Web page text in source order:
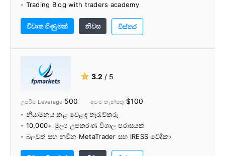
- Trading Blog with traders academy
- අවම $1 තැන්පතුව
විවෘත ගිණුමක් නිවස විස්තර
★ 3.2 / 5
උපරිම Leverage 500 අවම තැන්පතු $100
- නියාමනය කළ වෙළඳ තැරැව්කරු
- 10,000+ මූල්‍ය උපකරණ විශාල පරාසයක්
- බලවත් සහ නවීන MetaTrader සහ IRESS වේදිකා